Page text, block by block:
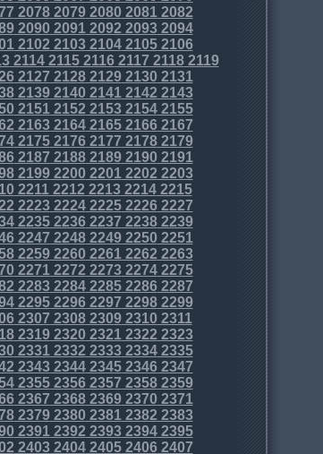
20782079208020812082
209020912092 20932094
2102 2103210421052106
2114211521162117 21182119
2127 2128212921302131
2139214021412142 2143
21512152 215321542155
21632164216521662167
217521762177 21782179
2187 2188218921902191
2199220022012202 2203
22112212 221322142215
22232224222522262227
223522362237 22382239
2247 2248224922502251
2259226022612262 2263
22712272 227322742275
22832284228522862287
229522962297 22982299
2307 2308230923102311
2319232023212322 2323
23312332 233323342335
23432344234523462347
235523562357 23582359
2367 2368236923702371
2379238023812382 2383
23912392 239323942395
24032404240524062407